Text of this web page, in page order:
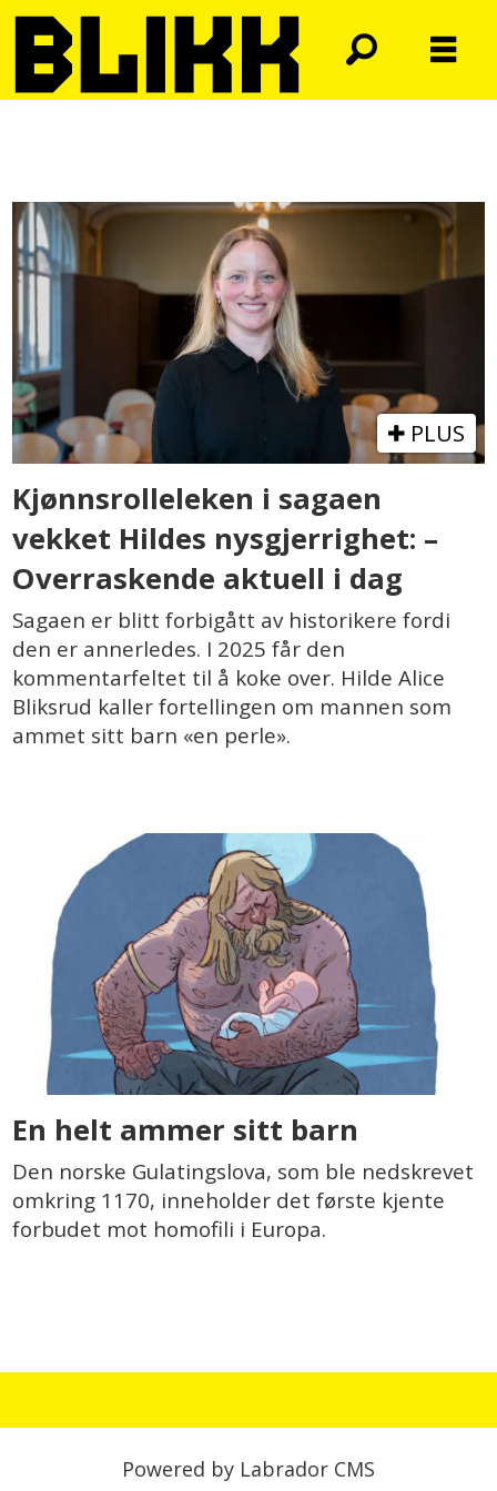
sagalitteratur
PLUS
Kjønnsrolleleken i sagaen
vekket Hildes nysgjerrighet: –
Overraskende aktuell i dag
Sagaen er blitt forbigått av historikere fordi
den er annerledes. I 2025 får den
kommentarfeltet til å koke over. Hilde Alice
Bliksrud kaller fortellingen om mannen som
ammet sitt barn «en perle».
En helt ammer sitt barn
Den norske Gulatingslova, som ble nedskrevet
omkring 1170, inneholder det første kjente
forbudet mot homofili i Europa.
Powered by Labrador CMS